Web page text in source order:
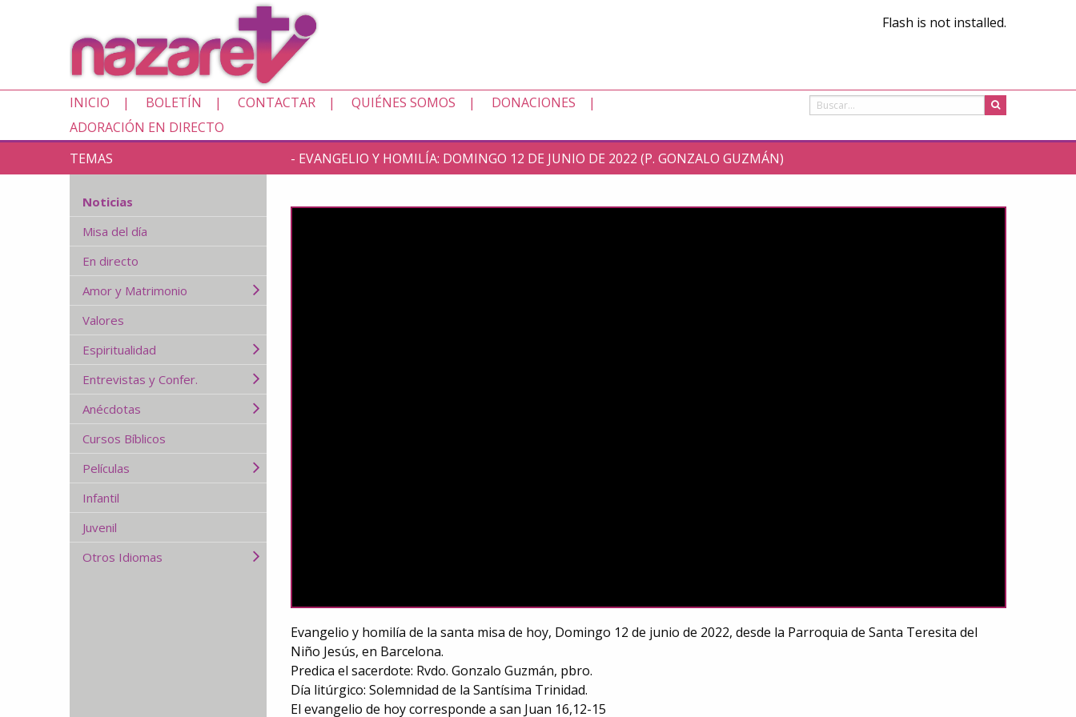
Flash is not installed.
INICIO BOLETÍN CONTACTAR QUIÉNES SOMOS
DONACIONES
ADORACIÓN EN DIRECTO
TEMAS
- EVANGELIO Y HOMILÍA: DOMINGO 12 DE JUNIO DE 2022 (P. GONZALO GUZMÁN)
Noticias
Misa del día
En directo
Amor y Matrimonio
Valores
Espiritualidad
Entrevistas y Confer.
Anécdotas
Cursos Bíblicos
Películas
Infantil
Juvenil
Otros Idiomas
Evangelio y homilía de la santa misa de hoy, Domingo 12 de junio de 2022, desde la Parroquia de Santa Teresita del
Niño Jesús, en Barcelona.
Predica el sacerdote: Rvdo. Gonzalo Guzmán, pbro.
Día litúrgico: Solemnidad de la Santísima Trinidad.
El evangelio de hoy corresponde a san Juan 16,12-15